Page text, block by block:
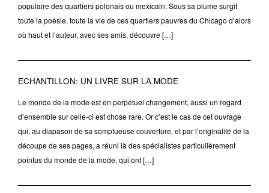
populaire des quartiers polonais ou mexicain. Sous sa plume surgit
toute la poésie, toute la vie de ces quartiers pauvres du Chicago d’alors
où haut et l’auteur, avec ses amis, découvre […]
ECHANTILLON: UN LIVRE SUR LA MODE
Le monde de la mode est en perpétuel changement, aussi un regard
d’ensemble sur celle-ci est chose rare. Or c’est le cas de cet ouvrage
qui, au diapason de sa somptueuse couverture, et par l’originalité de la
découpe de ses pages, a réuni là des spécialistes particulièrement
pointus du monde de la mode, qui ont […]